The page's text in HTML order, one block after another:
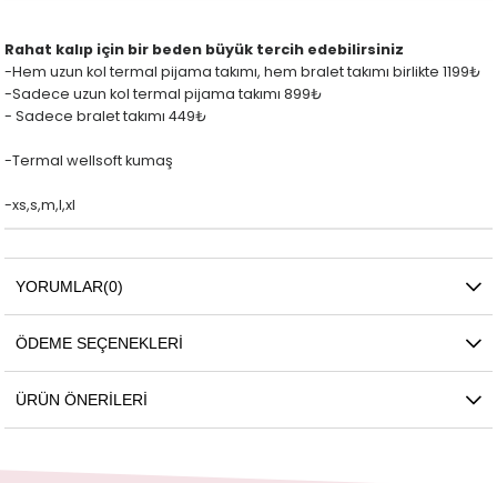
Rahat kalıp için bir beden büyük tercih edebilirsiniz
-Hem uzun kol termal pijama takımı, hem bralet takımı birlikte 1199₺
-Sadece uzun kol termal pijama takımı 899₺
- Sadece bralet takımı 449₺
-Termal wellsoft kumaş
-xs,s,m,l,xl
YORUMLAR(0)
ÖDEME SEÇENEKLERI
ÜRÜN ÖNERILERI